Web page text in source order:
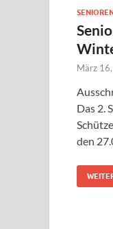
März
Das 2.
den